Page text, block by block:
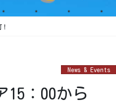
News & Events
：00から